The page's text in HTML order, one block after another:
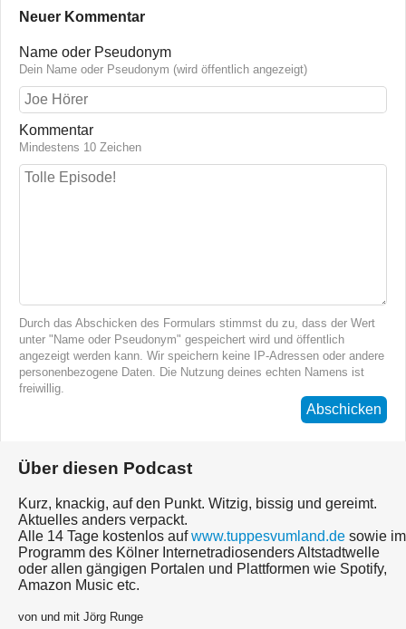
Neuer Kommentar
Name oder Pseudonym
Dein Name oder Pseudonym (wird öffentlich angezeigt)
Kommentar
Mindestens 10 Zeichen
Durch das Abschicken des Formulars stimmst du zu, dass der Wert
unter "Name oder Pseudonym" gespeichert wird und öffentlich
angezeigt werden kann. Wir speichern keine IP-Adressen oder andere
personenbezogene Daten. Die Nutzung deines echten Namens ist
freiwillig.
Abschicken
Über diesen Podcast
Kurz, knackig, auf den Punkt. Witzig, bissig und gereimt.
Aktuelles anders verpackt.
Alle 14 Tage kostenlos aufwww.tuppesvumland.de sowie im
Programm des Kölner Internetradiosenders Altstadtwelle
oder allen gängigen Portalen und Plattformen wie Spotify,
Amazon Music etc.
von und mit Jörg Runge